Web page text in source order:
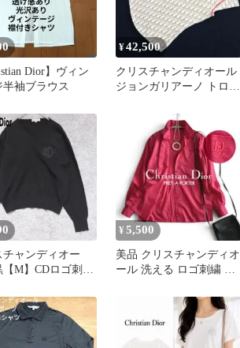
Dior】ヴィン
半袖ブラウス
¥42,500
クリスチャンディオール
ジョンガリアーノ トロッ
チャンディオー
M】CDロゴ刺
ー 上品
¥ 5,500
美品 クリスチャンディオ
ール 洗える ロゴ刺繍 エ